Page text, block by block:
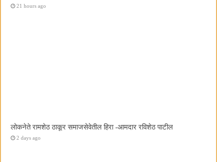
21 hours ago
लोकनेते रामशेठ ठाकूर समाजसेवेतील हिरा -आमदार रविशेठ पाटील
2 days ago